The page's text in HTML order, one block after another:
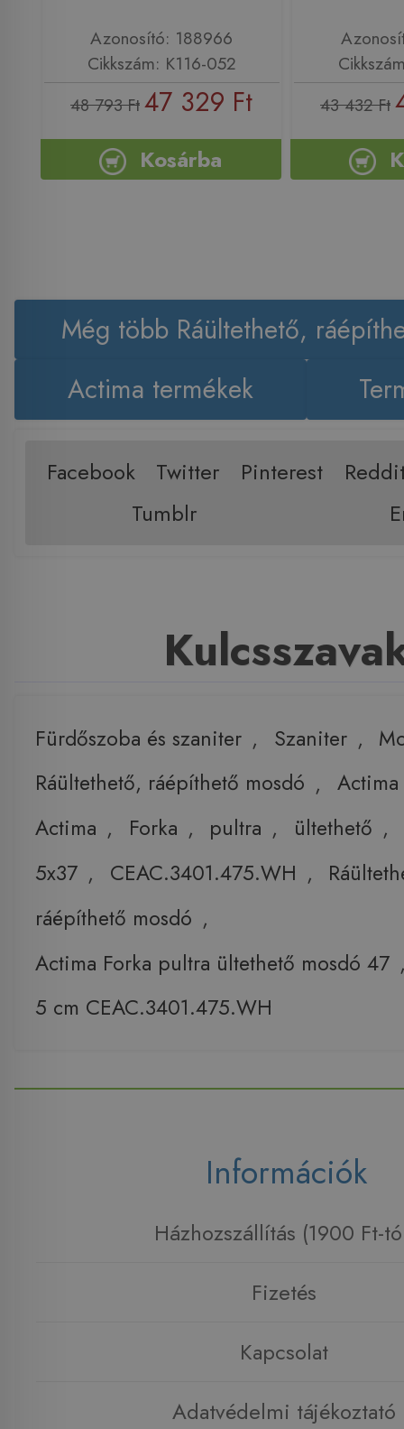
Azonosító: 188966
Cikkszám: K116-052
48 793 Ft47 329 Ft
Kosárba
43 432 Ft
Még több Ráültethető,
Actima termékek
Facebook Twitter Pinterest
Tumblr
Fürdőszoba és szaniter , Szaniter ,
Ráültethető, ráépíthető mosdó ,
Actima , Forka , pultra , ültethető ,
5x37 , CEAC.3401.475.WH ,
ráépíthető mosdó ,
Actima Forka pultra ültethető mosdó 47
5 cm CEAC.3401.475.WH
Információk
Házhozszállítás (1900 Ft-
Fizetés
Kapcsolat
Adatvédelmi tájékoztató